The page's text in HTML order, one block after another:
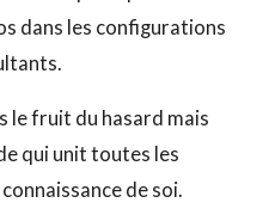
dans les configurations
le fruit du hasard mais
qui unit toutes les
de soi.